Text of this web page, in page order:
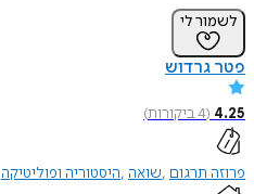
לשמור לי
פטר גרדוש
4.25
(
4ביקורות)
פרוזה תרגום שואה היסטוריה ופוליטיקה